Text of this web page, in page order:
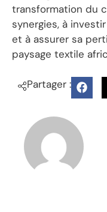
transformation du
synergies, à
et à assurer sa
paysage textile
Partager :